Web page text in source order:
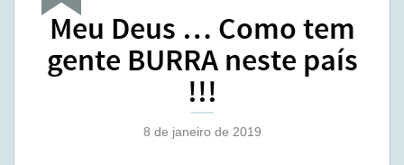
Meu Deus … Como tem
gente BURRA neste país
!!!
8 de janeiro de 2019